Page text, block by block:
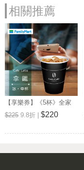
相關推薦
【享樂券】《5杯》全家
Let's Café-冰拿鐵(中杯)
$225 9.8折 | $220